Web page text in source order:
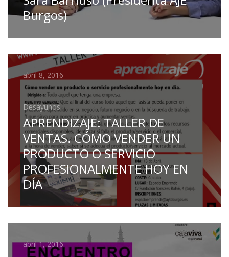
Burgos)
abril 8, 2016
Desayunos
APRENDIZAJE: TALLER DE
VENTAS. CÓMO VENDER UN
PRODUCTO O SERVICIO
PROFESIONALMENTE HOY EN
DÍA
abril 1, 2016